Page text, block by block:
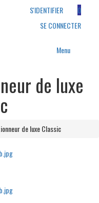
S'IDENTIFIER
0
SE CONNECTER
Menu
de luxe
de luxe Classic